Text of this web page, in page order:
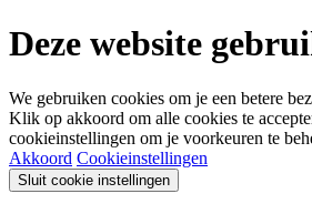
Deze website
We gebruiken cookies om je een betere
Klik op akkoord om alle cookies te
cookieinstellingen om je voorkeuren te
Akkoord Cookieinstellingen
Sluit cookie instellingen